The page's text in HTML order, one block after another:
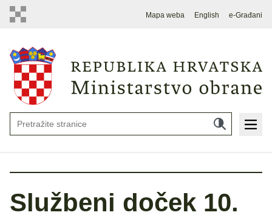
Mapa weba English e-Građani
Službeni doček 10.